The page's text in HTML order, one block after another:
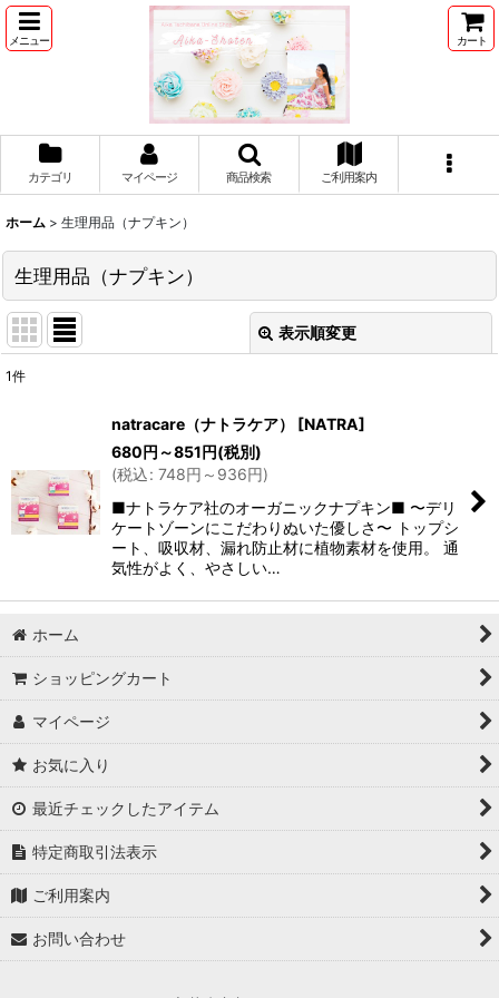
メニュー カート
カテゴリ マイページ 商品検索 ご利用案内
ホーム > 生理用品（ナプキン）
生理用品（ナプキン）
表示順変更
絞り込む
1件
natracare（ナトラケア） [NATRA]
680円 ～851円(税別)
(税込: 748円 ～936円)
■ナトラケア社のオーガニックナプキン■ 〜デリ
ケートゾーンにこだわりぬいた優しさ〜 トップシ
ート、吸収材、漏れ防止材に植物素材を使用。 通
気性がよく、やさしい…
ホーム
ショッピングカート
マイページ
お気に入り
最近チェックしたアイテム
特定商取引法表示
ご利用案内
お問い合わせ